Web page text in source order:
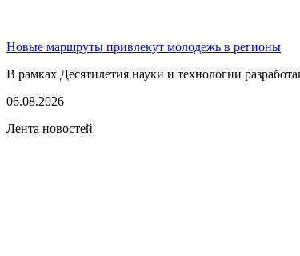
Новые маршруты привлекут молодежь в регионы
В рамках Десятилетия науки и технологии
06.08.2026
Лента новостей